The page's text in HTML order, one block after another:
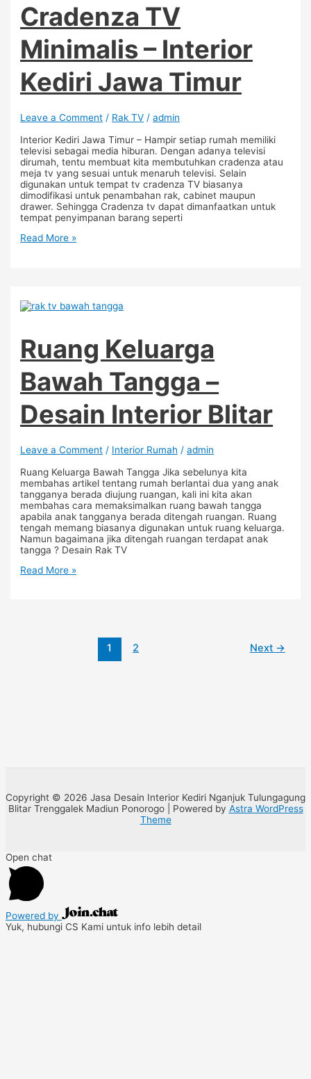
Cradenza TV
Minimalis – Interior
Kediri Jawa Timur
Leave a Comment / Rak TV /admin
Interior Kediri Jawa Timur – Hampir setiap rumah memiliki
televisi sebagai media hiburan. Dengan adanya televisi
dirumah, tentu membuat kita membutuhkan cradenza atau
meja tv yang sesuai untuk menaruh televisi. Selain
digunakan untuk tempat tv cradenza TV biasanya
dimodifikasi untuk penambahan rak, cabinet maupun
drawer. Sehingga Cradenza tv dapat dimanfaatkan untuk
tempat penyimpanan barang seperti
Read More »
Ruang Keluarga
Bawah Tangga –
Desain Interior Blitar
Leave a Comment / Interior Rumah /admin
Ruang Keluarga Bawah Tangga Jika sebelunya kita
membahas artikel tentang rumah berlantai dua yang anak
tangganya berada diujung ruangan, kali ini kita akan
membahas cara memaksimalkan ruang bawah tangga
apabila anak tangganya berada ditengah ruangan. Ruang
tengah memang biasanya digunakan untuk ruang keluarga.
Namun bagaimana jika ditengah ruangan terdapat anak
tangga ? Desain Rak TV
Read More »
1 2 Next →
Copyright © 2026 Jasa Desain Interior Kediri Nganjuk Tulungagung
Blitar Trenggalek Madiun Ponorogo | Powered by Astra WordPress
Theme
Open chat
Powered by
Yuk, hubungi CS Kami untuk info lebih detail